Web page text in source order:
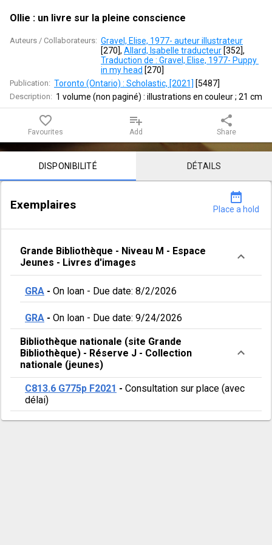
la
pleine
Ollie : un livre sur la pleine conscience
Auteurs / Collaborateurs: Gravel, Elise, 1977- auteur illustrateur
[270], Allard, Isabelle traducteur [352]
Traduction de : Gravel, Elise, 1977- Puppy
in my head [270]
Publication: Toronto (Ontario) : Scholastic, [2021] [5487]
Description: 1 volume (non paginé) : illustrations en couleur ; 21 cm
favorite_border
Favourites
playlist_add
Add
share
Share
Notice content
DISPONIBILITÉ DÉTAILS
Exemplaires
date_range
Place a hold
Grande Bibliothèque - Niveau M - Espace
Jeunes - Livres d'images
GRA - On loan - Due date: 8/2/2026
GRA - On loan - Due date: 9/24/2026
Bibliothèque nationale (site Grande
Bibliothèque) - Réserve J - Collection
nationale (jeunes)
C813.6 G775p F2021 - Consultation sur place (avec
délai)